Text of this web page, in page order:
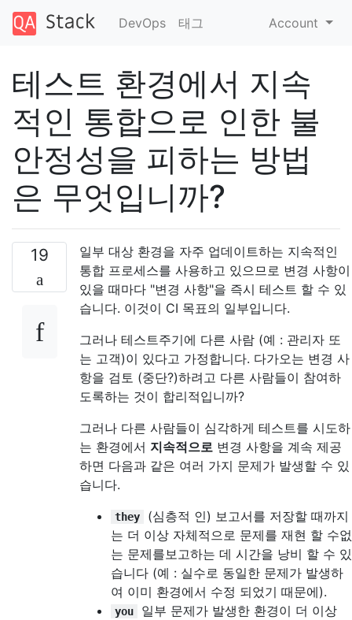
DevOps 태그 Account
테스트 환경에서 지속
적인 통합으로 인한 불
안정성을 피하는 방법
은 무엇입니까?
19
일부 대상 환경을 자주 업데이트하는 지속적인
통합 프로세스를 사용하고 있으므로 변경 사항이
있을 때마다 "변경 사항"을 즉시 테스트 할 수 있
습니다. 이것이 CI 목표의 일부입니다.
그러나 테스트주기에 다른 사람 (예 : 관리자 또
는 고객)이 있다고 가정합니다. 다가오는 변경 사
항을 검토 (중단?)하려고 다른 사람들이 참여하
도록하는 것이 합리적입니까?
그러나 다른 사람들이 심각하게 테스트를 시도하
는 환경에서 지속적으로 변경 사항을 계속 제공
하면 다음과 같은 여러 가지 문제가 발생할 수 있
습니다.
they
(심층적 인) 보고서를 저장할 때까지
는 더 이상 자체적으로 문제를 재현 할 수없
는 문제를보고하는 데 시간을 낭비 할 수 있
습니다 (예 : 실수로 동일한 문제가 발생하
여 이미 환경에서 수정 되었기 때문에).
you
일부 문제가 발생한 환경이 더 이상